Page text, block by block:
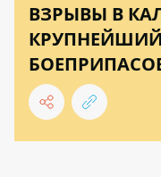
ВЗРЫВЫ В